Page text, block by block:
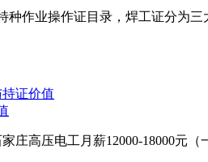
作业操作证目录，焊工证分为
高压电工月薪12000-18000元（